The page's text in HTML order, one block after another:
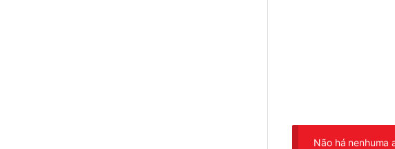
Não há nenhuma